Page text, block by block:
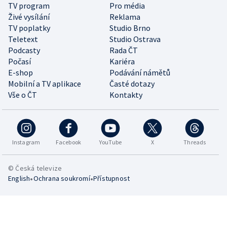
TV program
Pro média
Živé vysílání
Reklama
TV poplatky
Studio Brno
Teletext
Studio Ostrava
Podcasty
Rada ČT
Počasí
Kariéra
E-shop
Podávání námětů
Mobilní a TV aplikace
Časté dotazy
Vše o ČT
Kontakty
Instagram Facebook YouTube X Threads
© Česká televize
English•Ochrana soukromí•Přístupnost